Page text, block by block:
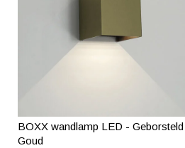
BOXX wandlamp LED - Geborsteld
Goud